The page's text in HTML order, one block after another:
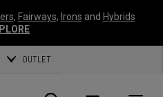
, Fairways, Irons and Hybrids
OUTLET